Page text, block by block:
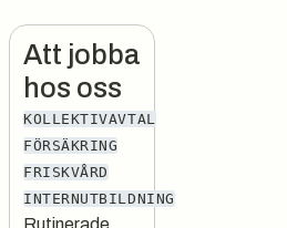
Att jobba
hos oss
KOLLEKTIVAVTAL
FÖRSÄKRING
FRISKVÅRD
INTERNUTBILDNING